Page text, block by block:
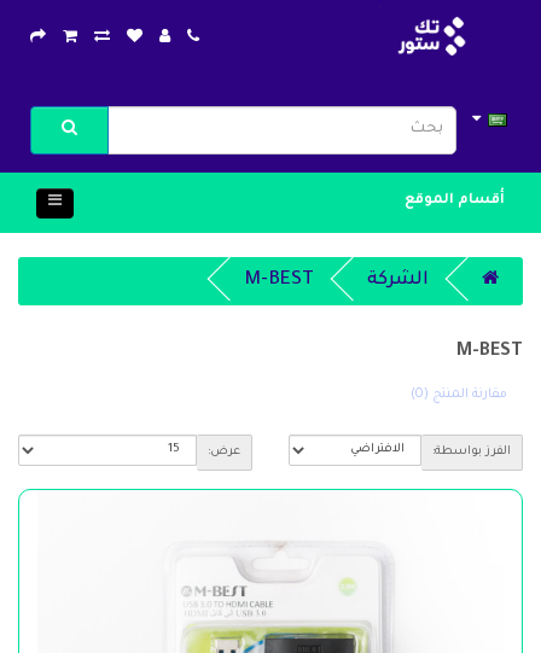
أقسام الموقع
الشركة M-BEST
M-BEST
مقارنة المنتج (0)
الفرز بواسطة: عرض: